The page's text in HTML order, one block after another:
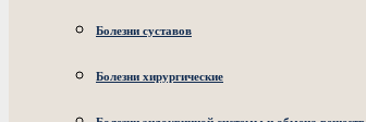
Болезни суставов
Болезни хирургические